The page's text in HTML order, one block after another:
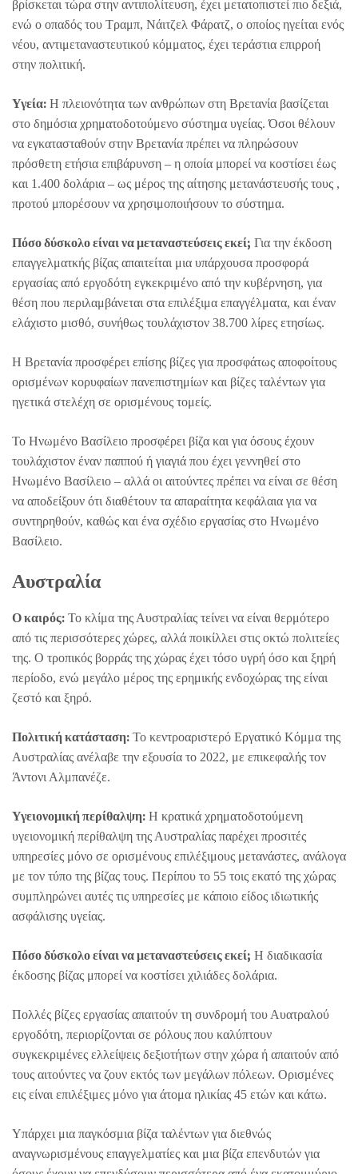
βρίσκεται τώρα στην αντιπολίτευση, έχει μετατοπιστεί πιο δεξιά,
ενώ ο οπαδός του Τραμπ, Νάιτζελ Φάρατζ, ο οποίος ηγείται ενός
νέου, αντιμεταναστευτικού κόμματος, έχει τεράστια επιρροή
στην πολιτική.
Υγεία: Η πλειονότητα των ανθρώπων στη Βρετανία βασίζεται
στο δημόσια χρηματοδοτούμενο σύστημα υγείας. Όσοι θέλουν
να εγκατασταθούν στην Βρετανία πρέπει να πληρώσουν
πρόσθετη ετήσια επιβάρυνση – η οποία μπορεί να κοστίσει έως
και 1.400 δολάρια – ως μέρος της αίτησης μετανάστευσής τους ,
προτού μπορέσουν να χρησιμοποιήσουν το σύστημα.
Πόσο δύσκολο είναι να μεταναστεύσεις εκεί; Για την έκδοση
επαγγελματκής βίζας απαιτείται μια υπάρχουσα προσφορά
εργασίας από εργοδότη εγκεκριμένο από την κυβέρνηση, για
θέση που περιλαμβάνεται στα επιλέξιμα επαγγέλματα, και έναν
ελάχιστο μισθό, συνήθως τουλάχιστον 38.700 λίρες ετησίως.
Η Βρετανία προσφέρει επίσης βίζες για προσφάτως αποφοίτους
ορισμένων κορυφαίων πανεπιστημίων και βίζες ταλέντων για
ηγετικά στελέχη σε ορισμένους τομείς.
Το Ηνωμένο Βασίλειο προσφέρει βίζα και για όσους έχουν
τουλάχιστον έναν παππού ή γιαγιά που έχει γεννηθεί στο
Ηνωμένο Βασίλειο – αλλά οι αιτούντες πρέπει να είναι σε θέση
να αποδείξουν ότι διαθέτουν τα απαραίτητα κεφάλαια για να
συντηρηθούν, καθώς και ένα σχέδιο εργασίας στο Ηνωμένο
Βασίλειο.
Αυστραλία
Ο καιρός: Το κλίμα της Αυστραλίας τείνει να είναι θερμότερο
από τις περισσότερες χώρες, αλλά ποικίλλει στις οκτώ πολιτείες
της. Ο τροπικός βορράς της χώρας έχει τόσο υγρή όσο και ξηρή
περίοδο, ενώ μεγάλο μέρος της ερημικής ενδοχώρας της είναι
ζεστό και ξηρό.
Πολιτική κατάσταση: Το κεντροαριστερό Εργατικό Κόμμα της
Αυστραλίας ανέλαβε την εξουσία το 2022, με επικεφαλής τον
Άντονι Αλμπανέζε.
Υγειονομική περίθαλψη: Η κρατικά χρηματοδοτούμενη
υγειονομική περίθαλψη της Αυστραλίας παρέχει προσιτές
υπηρεσίες μόνο σε ορισμένους επιλέξιμους μετανάστες, ανάλογα
με τον τύπο της βίζας τους. Περίπου το 55 τοις εκατό της χώρας
συμπληρώνει αυτές τις υπηρεσίες με κάποιο είδος ιδιωτικής
ασφάλισης υγείας.
Πόσο δύσκολο είναι να μεταναστεύσεις εκεί; Η διαδικασία
έκδοσης βίζας μπορεί να κοστίσει χιλιάδες δολάρια.
Πολλές βίζες εργασίας απαιτούν τη συνδρομή του Αυατραλού
εργοδότη, περιορίζονται σε ρόλους που καλύπτουν
συγκεκριμένες ελλείψεις δεξιοτήτων στην χώρα ή απαιτούν από
τους αιτούντες να ζουν εκτός των μεγάλων πόλεων. Ορισμένες
εις είναι επιλέξιμες μόνο για άτομα ηλικίας 45 ετών και κάτω.
Υπάρχει μια παγκόσμια βίζα ταλέντων για διεθνώς
αναγνωρισμένους επαγγελματίες και μια βίζα επενδυτών για